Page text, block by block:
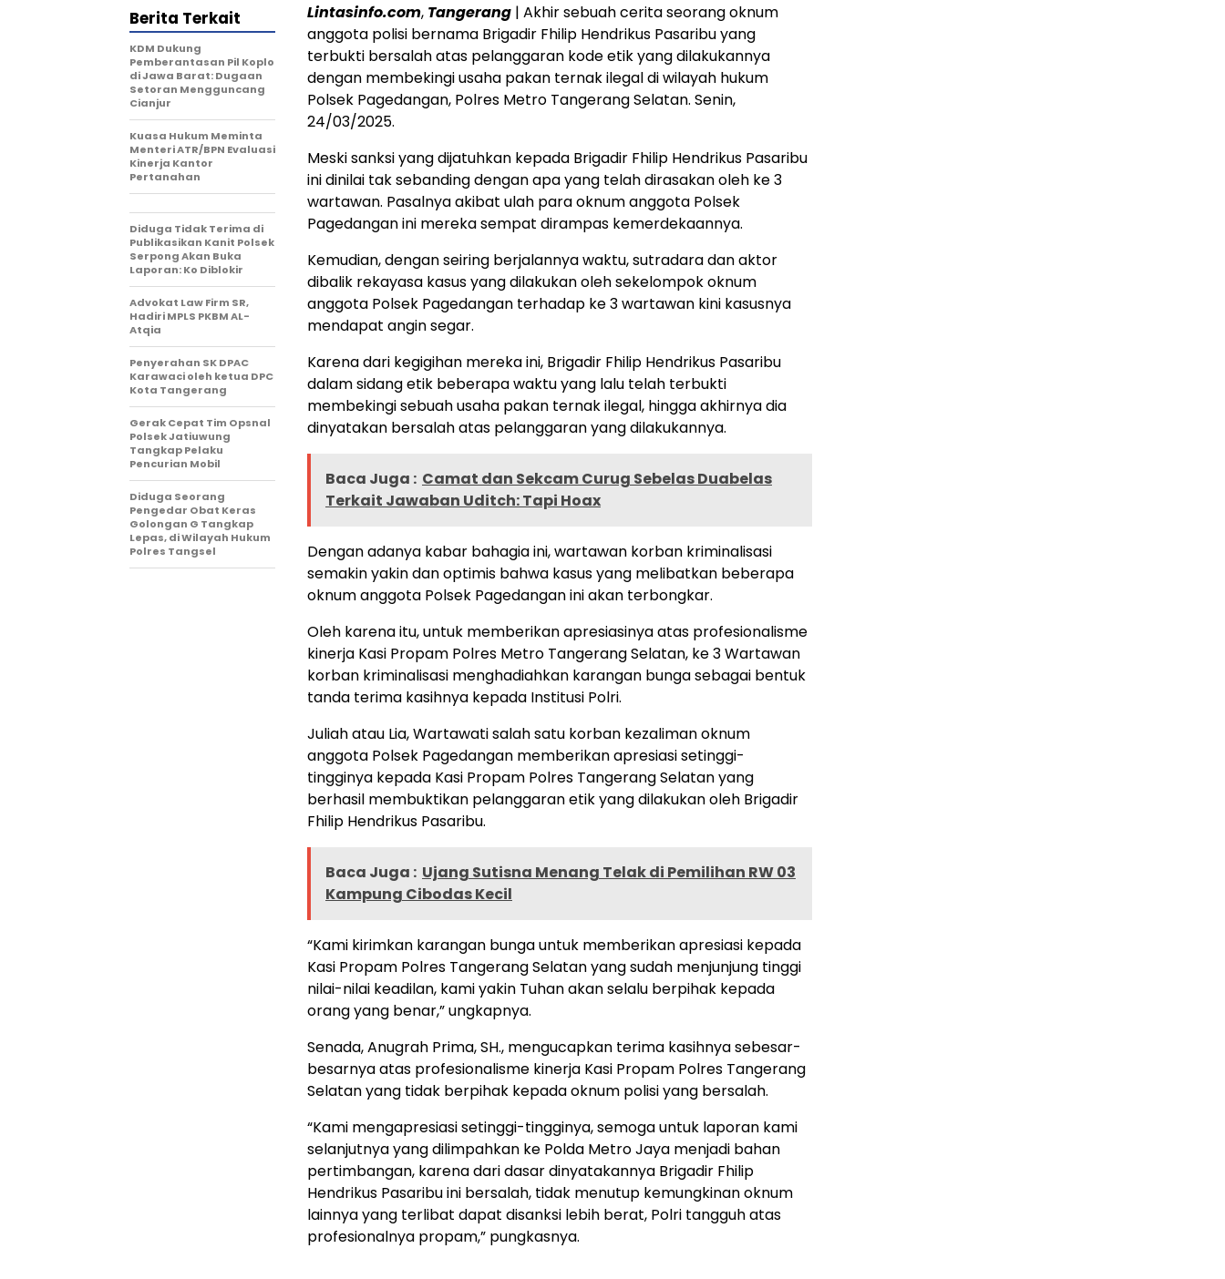
Lintasinfo.com, Tangerang | Akhir sebuah cerita seorang oknum
anggota polisi bernama Brigadir Fhilip Hendrikus Pasaribu yang
terbukti bersalah atas pelanggaran kode etik yang dilakukannya
dengan membekingi usaha pakan ternak ilegal di wilayah hukum
Polsek Pagedangan, Polres Metro Tangerang Selatan. Senin,
24/03/2025.
Meski sanksi yang dijatuhkan kepada Brigadir Fhilip Hendrikus Pasaribu
ini dinilai tak sebanding dengan apa yang telah dirasakan oleh ke 3
wartawan. Pasalnya akibat ulah para oknum anggota Polsek
Pagedangan ini mereka sempat dirampas kemerdekaannya.
Kemudian, dengan seiring berjalannya waktu, sutradara dan aktor
dibalik rekayasa kasus yang dilakukan oleh sekelompok oknum
anggota Polsek Pagedangan terhadap ke 3 wartawan kini kasusnya
mendapat angin segar.
Karena dari kegigihan mereka ini, Brigadir Fhilip Hendrikus Pasaribu
dalam sidang etik beberapa waktu yang lalu telah terbukti
membekingi sebuah usaha pakan ternak ilegal, hingga akhirnya dia
dinyatakan bersalah atas pelanggaran yang dilakukannya.
Baca Juga : Camat dan Sekcam Curug Sebelas Duabelas
Terkait Jawaban Uditch: Tapi Hoax
Dengan adanya kabar bahagia ini, wartawan korban kriminalisasi
semakin yakin dan optimis bahwa kasus yang melibatkan beberapa
oknum anggota Polsek Pagedangan ini akan terbongkar.
Oleh karena itu, untuk memberikan apresiasinya atas profesionalisme
kinerja Kasi Propam Polres Metro Tangerang Selatan, ke 3 Wartawan
korban kriminalisasi menghadiahkan karangan bunga sebagai bentuk
tanda terima kasihnya kepada Institusi Polri.
Juliah atau Lia, Wartawati salah satu korban kezaliman oknum
anggota Polsek Pagedangan memberikan apresiasi setinggi-
tingginya kepada Kasi Propam Polres Tangerang Selatan yang
berhasil membuktikan pelanggaran etik yang dilakukan oleh Brigadir
Fhilip Hendrikus Pasaribu.
Baca Juga : ‎Ujang Sutisna Menang Telak di Pemilihan RW 03
Kampung Cibodas ‎‎Kecil
“Kami kirimkan karangan bunga untuk memberikan apresiasi kepada
Kasi Propam Polres Tangerang Selatan yang sudah menjunjung tinggi
nilai-nilai keadilan, kami yakin Tuhan akan selalu berpihak kepada
orang yang benar,” ungkapnya.
Senada, Anugrah Prima, SH., mengucapkan terima kasihnya sebesar-
besarnya atas profesionalisme kinerja Kasi Propam Polres Tangerang
Selatan yang tidak berpihak kepada oknum polisi yang bersalah.
“Kami mengapresiasi setinggi-tingginya, semoga untuk laporan kami
selanjutnya yang dilimpahkan ke Polda Metro Jaya menjadi bahan
pertimbangan, karena dari dasar dinyatakannya Brigadir Fhilip
Hendrikus Pasaribu ini bersalah, tidak menutup kemungkinan oknum
lainnya yang terlibat dapat disanksi lebih berat, Polri tangguh atas
profesionalnya propam,” pungkasnya.
Berita Terkait
KDM Dukung
Pemberantasan Pil Koplo
di Jawa Barat: Dugaan
Setoran Mengguncang
Cianjur
Kuasa Hukum Meminta
Menteri ATR/BPN Evaluasi
Kinerja Kantor
Pertanahan
Diduga Tidak Terima di
Publikasikan Kanit Polsek
Serpong Akan Buka
Laporan: Ko Diblokir
Advokat Law Firm SR,
Hadiri MPLS PKBM AL-
Atqia
Penyerahan SK DPAC
Karawaci oleh ketua DPC
Kota Tangerang
Gerak Cepat Tim Opsnal
Polsek Jatiuwung
Tangkap Pelaku
Pencurian Mobil
‎Diduga Seorang
Pengedar Obat Keras
Golongan G Tangkap
Lepas, di Wilayah Hukum
Polres Tangsel